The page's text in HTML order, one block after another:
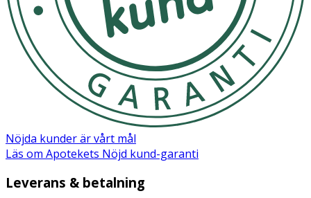
Nöjda kunder är vårt mål
Läs om Apotekets Nöjd kund-garanti
Leverans & betalning